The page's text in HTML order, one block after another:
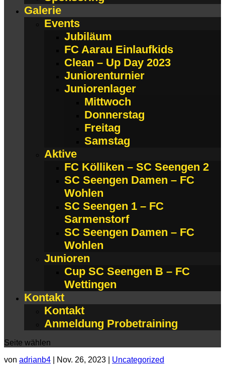
Galerie
Events
Jubiläum
FC Aarau Einlaufkids
Clean – Up Day 2023
Juniorenturnier
Juniorenlager
Mittwoch
Donnerstag
Freitag
Samstag
Aktive
FC Kölliken – SC Seengen 2
SC Seengen Damen – FC
Wohlen
SC Seengen 1 – FC
Sarmenstorf
SC Seengen Damen – FC
Wohlen
Junioren
Cup SC Seengen B – FC
Wettingen
Kontakt
Kontakt
Anmeldung Probetraining
Seite wählen
von adrianb4 Nov. 26, 2023
Uncategorized